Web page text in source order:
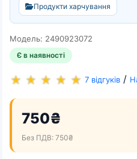
Продукти харчування
Модель: 2490923072
Є в наявності
7 відгуків /
750₴
Без ПДВ: 750₴